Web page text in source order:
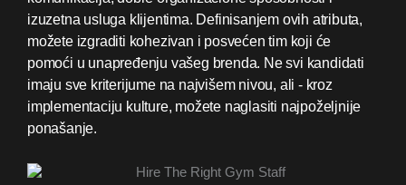
izuzetna usluga klijentima. Definisanjem ovih atributa,
možete izgraditi kohezivan i posvećen tim koji će
pomoći u unapređenju vašeg brenda. Ne svi kandidati
imaju sve kriterijume na najvišem nivou, ali - kroz
implementaciju kulture, možete naglasiti najpoželjnije
ponašanje.